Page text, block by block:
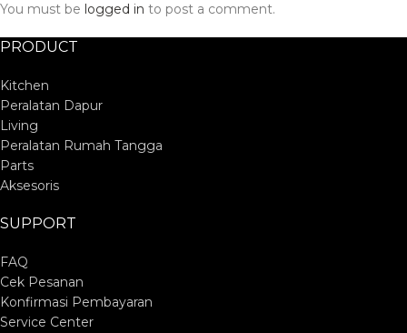
You must be logged in to post a comment.
PRODUCT
Kitchen
Peralatan Dapur
Living
Peralatan Rumah Tangga
Parts
Aksesoris
SUPPORT
FAQ
Cek Pesanan
Konfirmasi Pembayaran
Service Center